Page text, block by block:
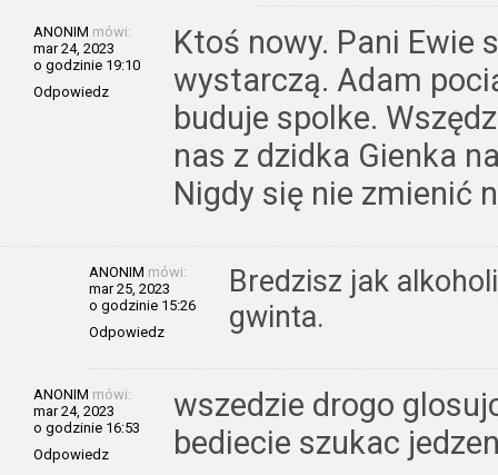
ANONIM mówi:
mar 24, 2023
o godzinie 19:10
Odpowiedz
Ktoś nowy. Pani Ewie
wystarczą. Adam
buduje spolke.
nas z dzidka Gienka
Nigdy się nie zmienić
ANONIM mówi:
mar 25, 2023
o godzinie 15:26
Odpowiedz
Bredzisz jak
gwinta.
ANONIM mówi:
mar 24, 2023
o godzinie 16:53
Odpowiedz
wszedzie drogo
bediecie szukac